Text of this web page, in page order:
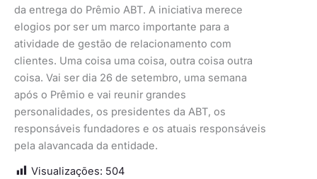
da entrega do Prêmio ABT. A iniciativa merece
elogios por ser um marco importante para a
atividade de gestão de relacionamento com
clientes. Uma coisa uma coisa, outra coisa outra
coisa. Vai ser dia 26 de setembro, uma semana
após o Prêmio e vai reunir grandes
personalidades, os presidentes da ABT, os
responsáveis fundadores e os atuais responsáveis
pela alavancada da entidade.
Visualizações: 504